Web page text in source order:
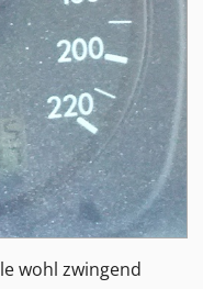
wohl zwingend